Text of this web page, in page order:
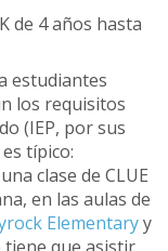
de 4 años hasta
estudiantes
los requisitos
(IEP, por sus
típico:
clase de CLUE
en las aulas de
Elementaryy